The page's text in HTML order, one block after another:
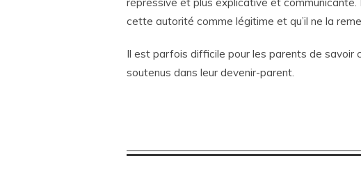
cette autorité comme légitime et qu’il ne la
Il est parfois difficile pour les parents de savoir
soutenus dans leur devenir-parent.